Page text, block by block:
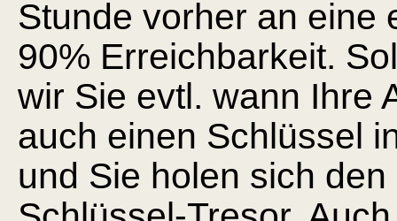
Stunde vorher an eine
90% Erreichbarkeit.
wir Sie evtl. wann Ihre
auch einen Schlüssel
und Sie holen sich